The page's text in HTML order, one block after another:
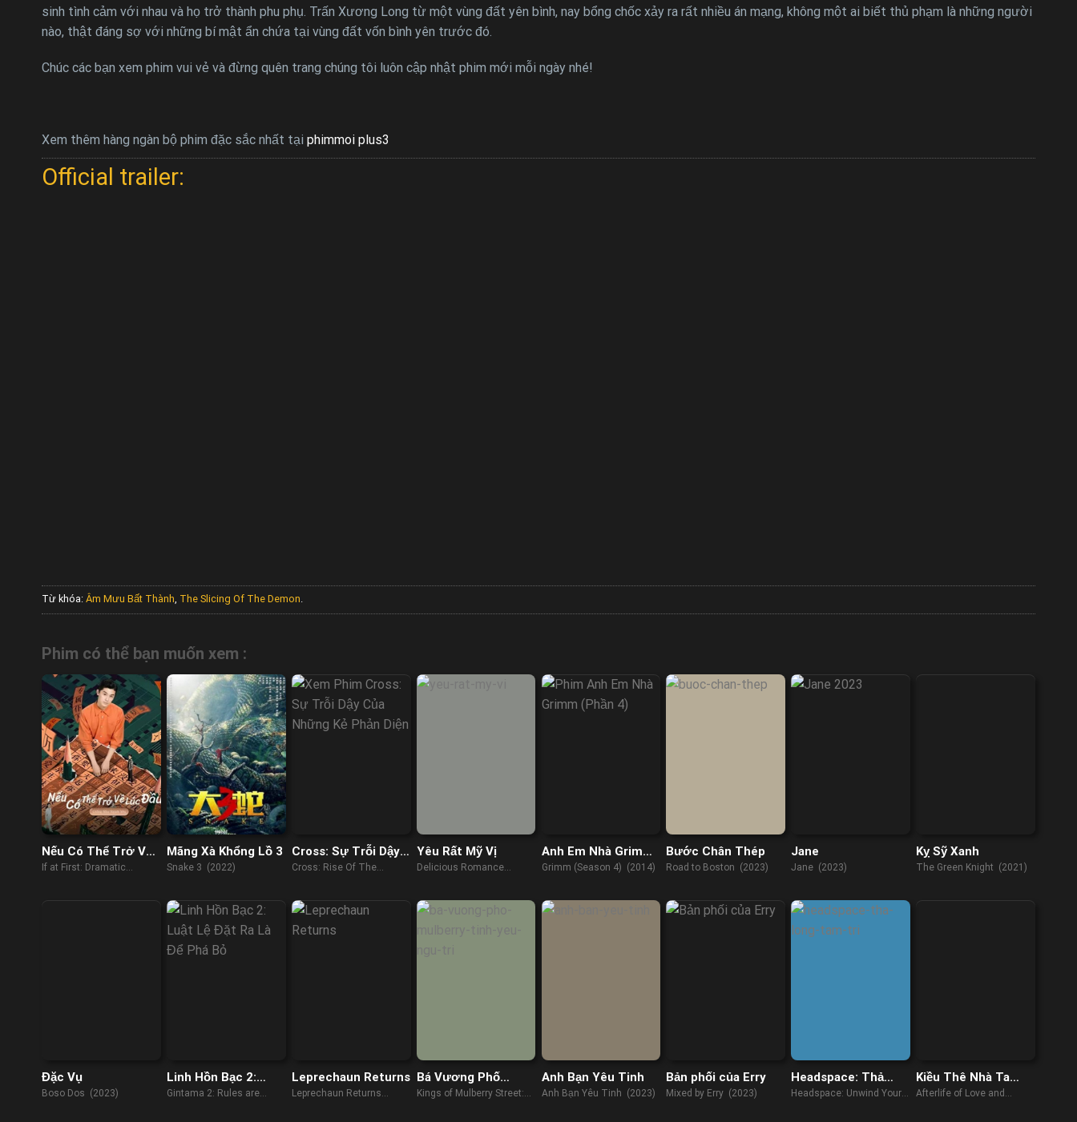
sinh tình cảm với nhau và họ trở thành phu phụ. Trấn Xương Long từ một vùng đất yên bình, nay bổng chốc xảy ra rất nhiều án mạng, không một ai biết thủ phạm là những người
nào, thật đáng sợ với những bí mật ẩn chứa tại vùng đất vốn bình yên trước đó.
Chúc các bạn xem phim vui vẻ và đừng quên trang chúng tôi luôn cập nhật phim mới mỗi ngày nhé!
Xem thêm hàng ngàn bộ phim đặc sắc nhất tại phimmoi plus3
Official trailer:
Từ khóa: Âm Mưu Bất Thành The Slicing Of The Demon
Phim có thể bạn muốn xem :
Nếu Có Thể Trở Về
Lúc Đầu: Drama
If at First: Dramatic
Mãng Xà Khổng Lồ 3
Snake 3 (2022)
Cross: Sự Trỗi Dậy
Của Những Kẻ Phản
Cross: Rise Of The
Yêu Rất Mỹ Vị
Delicious Romance
Anh Em Nhà Grimm
(Phần 4)
Grimm (Season 4) (2014)
Bước Chân Thép
Road to Boston (2023)
Jane
Jane (2023)
Kỵ Sỹ Xanh
The Green Knight (2021)
Đặc Vụ
Boso Dos (2023)
Linh Hồn Bạc 2:
Luật Lệ Đặt Ra Là
Gintama 2: Rules are
Leprechaun Returns
Leprechaun Returns
Bá Vương Phố
Mulberry: Tình Yêu
Kings of Mulberry Street:
Anh Bạn Yêu Tinh
Anh Bạn Yêu Tinh (2023)
Bản phối của Erry
Mixed by Erry (2023)
Headspace: Thả
Lỏng Tâm Trí
Headspace: Unwind Your
Kiều Thê Nhà Ta
Không Dễ Chọc
Afterlife of Love and